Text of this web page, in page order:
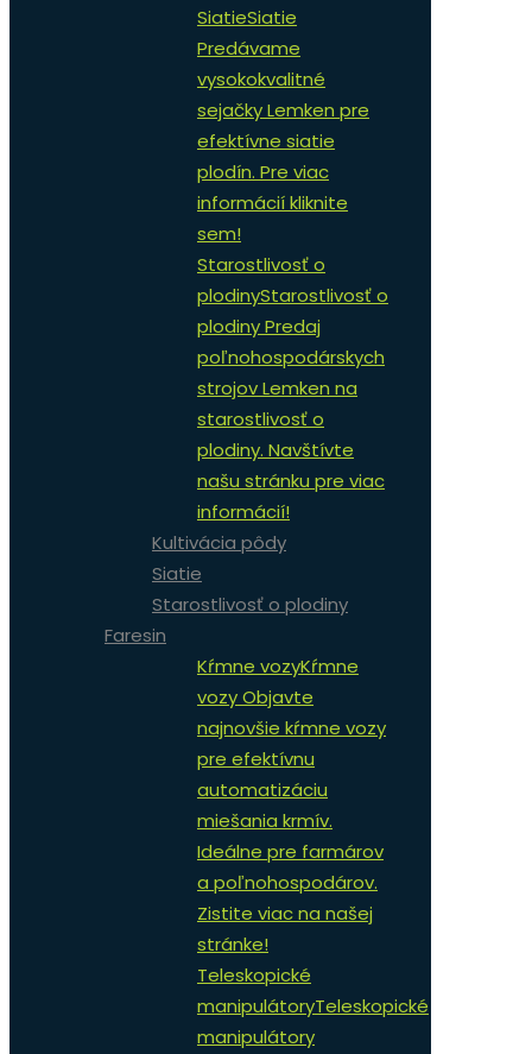
SiatieSiatie
Predávame
vysokokvalitné
sejačky Lemken pre
efektívne siatie
plodín. Pre viac
informácií kliknite
sem!
Starostlivosť o
plodinyStarostlivosť o
plodiny Predaj
poľnohospodárskych
strojov Lemken na
starostlivosť o
plodiny. Navštívte
našu stránku pre viac
informácií!
Kultivácia pôdy
Siatie
Starostlivosť o plodiny
Faresin
Kŕmne vozyKŕmne
vozy Objavte
najnovšie kŕmne vozy
pre efektívnu
automatizáciu
miešania krmív.
Ideálne pre farmárov
a poľnohospodárov.
Zistite viac na našej
stránke!
Teleskopické
manipulátoryTeleskopické
manipulátory